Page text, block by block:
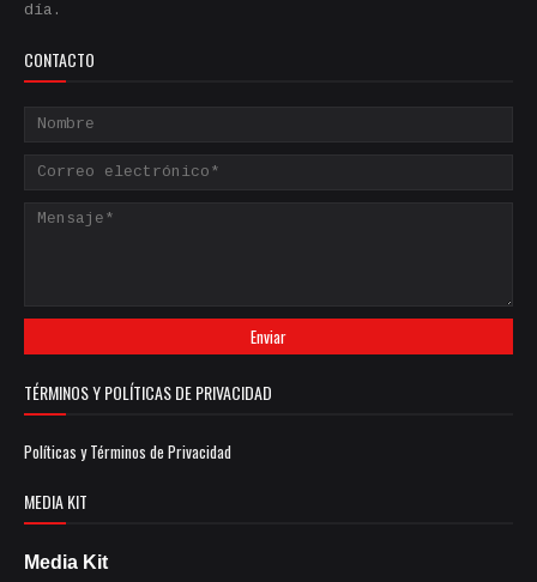
día.
CONTACTO
TÉRMINOS Y POLÍTICAS DE PRIVACIDAD
Políticas y Términos de Privacidad
MEDIA KIT
Media Kit